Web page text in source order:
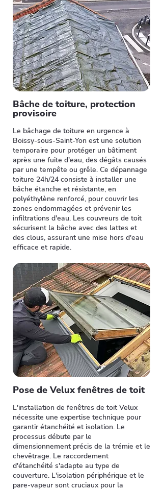
Bâche de toiture, protection
provisoire
Le bâchage de toiture en urgence à
Boissy-sous-Saint-Yon est une solution
temporaire pour protéger un bâtiment
après une fuite d'eau, des dégâts causés
par une tempête ou grêle. Ce dépannage
toiture 24h/24 consiste à installer une
bâche étanche et résistante, en
polyéthylène renforcé, pour couvrir les
zones endommagées et prévenir les
infiltrations d'eau. Les couvreurs de toit
sécurisent la bâche avec des lattes et
des clous, assurant une mise hors d'eau
efficace et rapide.
Pose de Velux fenêtres de toit
L'installation de fenêtres de toit Velux
nécessite une expertise technique pour
garantir étanchéité et isolation. Le
processus débute par le
dimensionnement précis de la trémie et le
chevêtrage. Le raccordement
d'étanchéité s'adapte au type de
couverture. L'isolation périphérique et le
pare-vapeur sont cruciaux pour la